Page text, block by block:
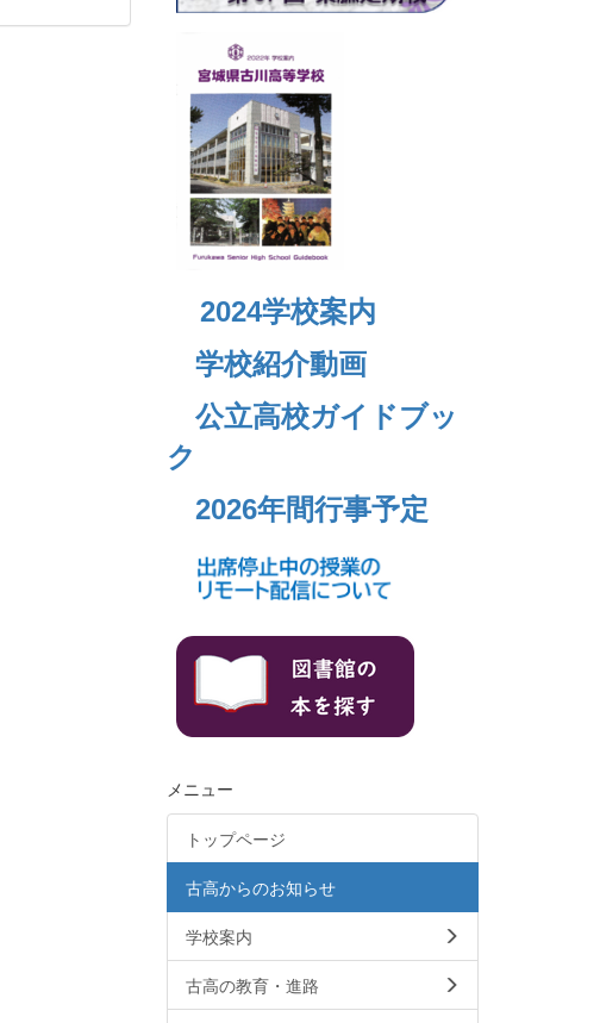
2024学校案内
学校紹介動画
公立高校ガイドブッ
ク
2026年間行事予定
メニュー
トップページ
古高からのお知らせ
学校案内
古高の教育・進路